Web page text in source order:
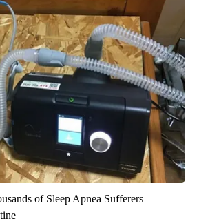
of Sleep Apnea Sufferers